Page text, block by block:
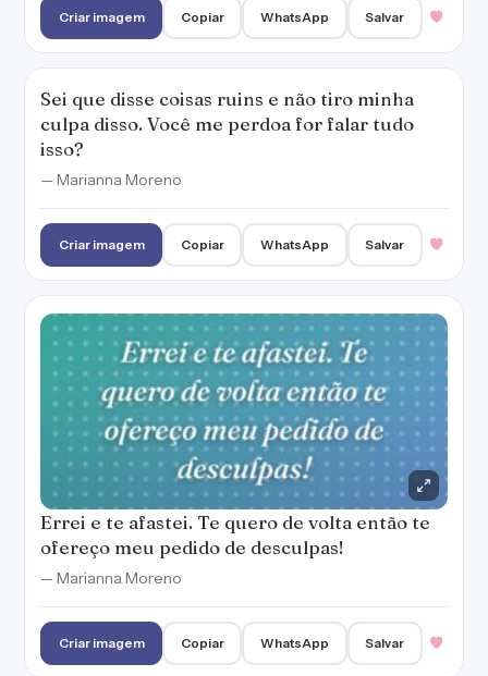
ofereço meu pedido de desculpas!
— Marianna Moreno
Criar imagem Copiar WhatsApp Salvar
Peço desculpas a você por pisar na bola.
Espero que não leve tempo demais para
reconstruir nossa relação.
— Marianna Moreno
Criar imagem Copiar WhatsApp
Espero que não seja tarde para assumir meus
erros e conquistar o seu perdão. Me